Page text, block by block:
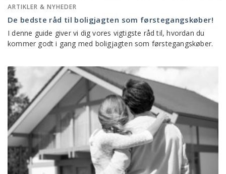
ARTIKLER & NYHEDER
De bedste råd til boligjagten som førstegangskøber!
I denne guide giver vi dig vores vigtigste råd til, hvordan du
kommer godt i gang med boligjagten som førstegangskøber.